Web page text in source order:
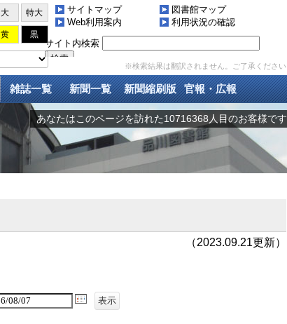
大 特大
黄 黒
サイトマップ
図書館マップ
Web利用案内
利用状況の確認
※検索結果は翻訳されません。ご了承ください
雑誌一覧 新聞一覧 新聞縮刷版 官報・広報
あなたはこのページを訪れた10716368人目のお客様です
（2023.09.21更新）